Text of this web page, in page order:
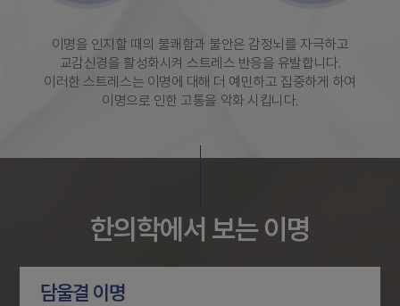
이명을 인지할 때의 불쾌함과 불안은 감정뇌를 자극하고
교감신경을 활성화시켜 스트레스 반응을 유발합니다.
이러한 스트레스는 이명에 대해 더 예민하고 집중하게 하여
이명으로 인한 고통을 악화 시킵니다.
한의학에서 보는 이명
담울결 이명